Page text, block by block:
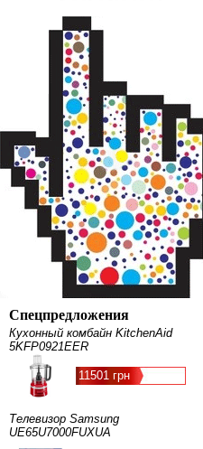
Спецпредложения
Кухонный комбайн KitchenAid
5KFP0921EER
11501 грн
Телевизор Samsung
UE65U7000FUXUA